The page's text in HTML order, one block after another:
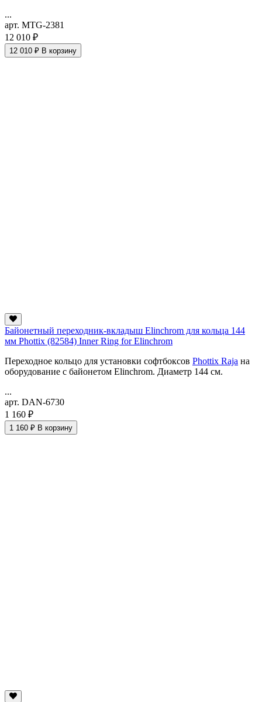
...
арт. MTG-2381
12 010 ₽
12 010 ₽ В корзину
Байонетный переходник-вкладыш Elinchrom для кольца 144
мм Phottix (82584) Inner Ring for Elinchrom
Переходное кольцо для установки софтбоксов Phottix Raja на
оборудование с байонетом Elinchrom. Диаметр 144 см.
...
арт. DAN-6730
1 160 ₽
1 160 ₽ В корзину